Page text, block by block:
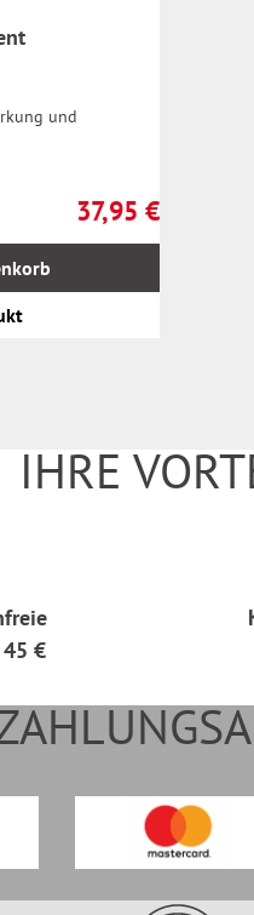
und
Regulärer Preis:
37,95 €
IHRE
€